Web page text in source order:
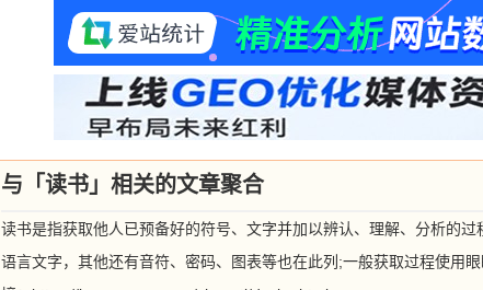
与「读书」相关的文章聚合
读书是指获取他人已预备好的符号、文字并加以辨认、理解、分析的
语言文字，其他还有音符、密码、图表等也在此列;一般获取过程使用